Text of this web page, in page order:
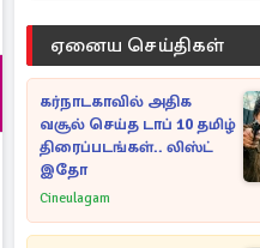
ஏனைய செய்திகள்
கர்நாடகாவில் அதிக
வசூல் செய்த டாப் 10 தமிழ்
திரைப்படங்கள்.. லிஸ்ட்
இதோ
Cineulagam